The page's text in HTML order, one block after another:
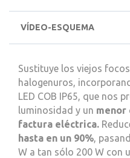
VÍDEO-ESQUEMA
Sustituye los viejos
halogenuros,
LED COB IP65, que nos
luminosidad y un menor
factura eléctrica.
hasta en un 90%,
W a tan sólo 200 W con